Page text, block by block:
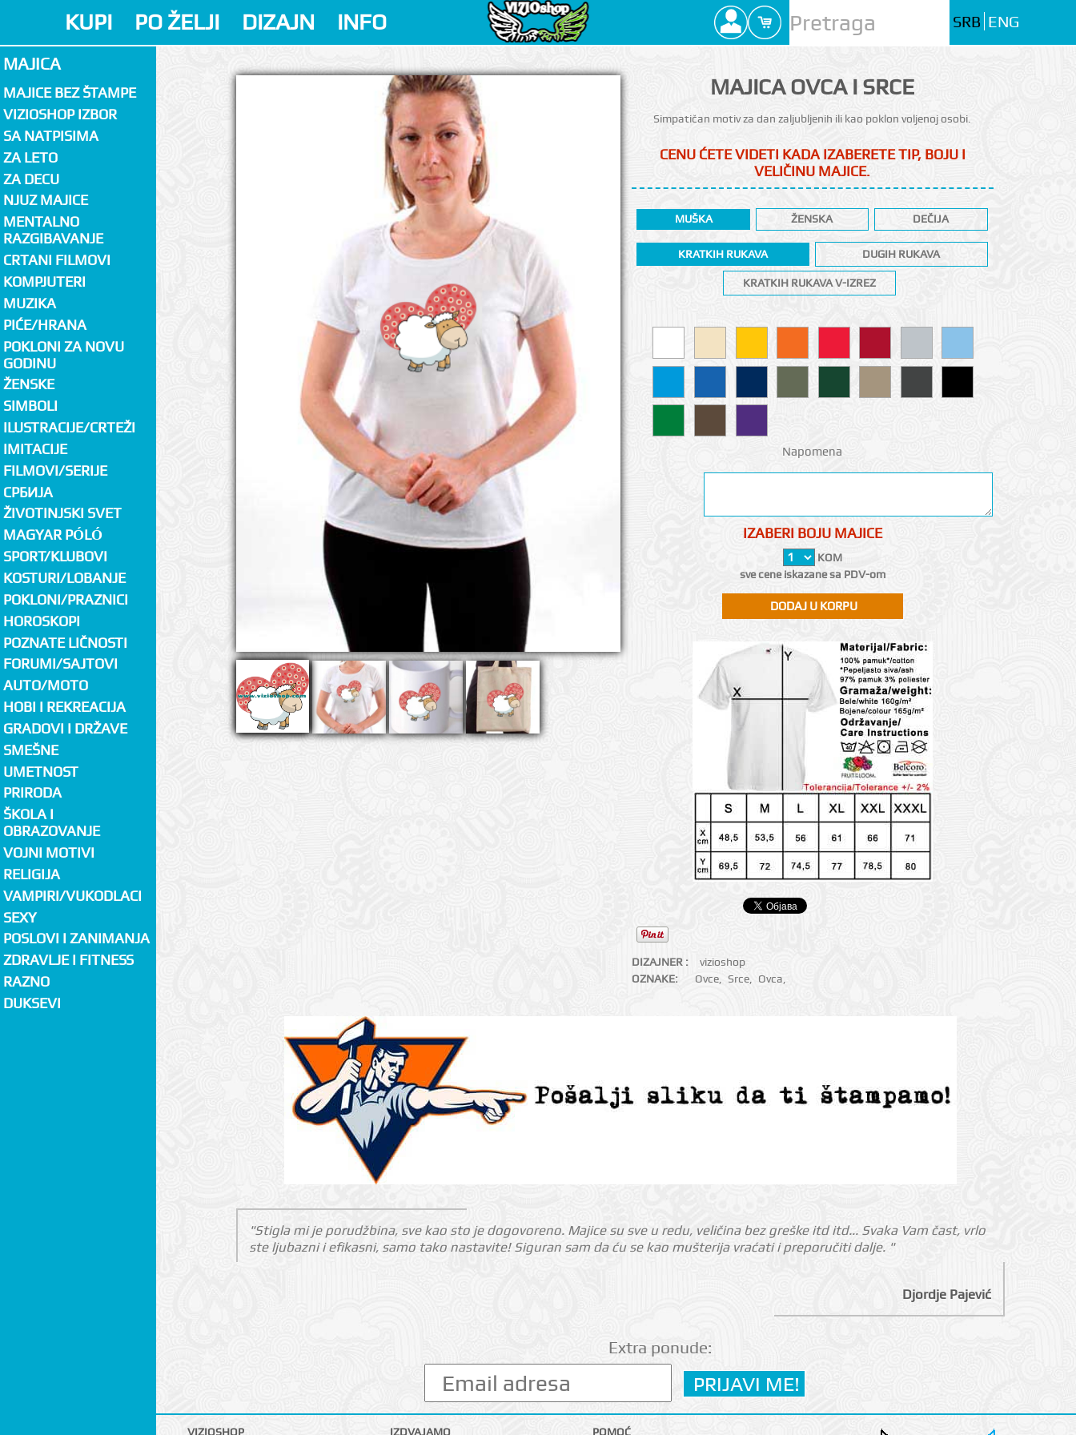
KUPI PO ŽELJI DIZAJN INFO SRB ENG
MAJICA
MAJICE BEZ ŠTAMPE
VIZIOSHOP IZBOR
SA NATPISIMA
ZA LETO
ZA DECU
NJUZ MAJICE
MENTALNO
RAZGIBAVANJE
CRTANI FILMOVI
KOMPJUTERI
MUZIKA
PIĆE/HRANA
POKLONI ZA NOVU
GODINU
ŽENSKE
SIMBOLI
ILUSTRACIJE/CRTEŽI
IMITACIJE
FILMOVI/SERIJE
СРБИЈА
ŽIVOTINJSKI SVET
MAGYAR PÓLÓ
SPORT/KLUBOVI
KOSTURI/LOBANJE
POKLONI/PRAZNICI
HOROSKOPI
POZNATE LIČNOSTI
FORUMI/SAJTOVI
AUTO/MOTO
HOBI I REKREACIJA
GRADOVI I DRŽAVE
SMEŠNE
UMETNOST
PRIRODA
ŠKOLA I
OBRAZOVANJE
VOJNI MOTIVI
RELIGIJA
VAMPIRI/VUKODLACI
SEXY
POSLOVI I ZANIMANJA
ZDRAVLJE I FITNESS
RAZNO
DUKSEVI
MAJICA OVCA I SRCE
Simpatičan motiv za dan zaljubljenih ili kao poklon voljenoj osobi.
CENU ĆETE VIDETI KADA IZABERETE TIP, BOJU I
VELIČINU MAJICE.
MUŠKA ŽENSKA DEČIJA
KRATKIH RUKAVA DUGIH RUKAVA
KRATKIH RUKAVA V-IZREZ
Napomena
IZABERI BOJU MAJICE
KOM
sve cene iskazane sa PDV-om
DIZAJNER :
vizioshop
OZNAKE:
Ovce, Srce, Ovca
"Stigla mi je porudžbina, sve kao sto je dogovoreno. Majice su sve u redu, veličina bez greške itd itd... Svaka Vam čast, vrlo
ste ljubazni i efikasni, samo tako nastavite! Siguran sam da ću se kao mušterija vraćati i preporučiti dalje. "
Djordje Pajević
Extra ponude:
VIZIOSHOP IZDVAJAMO POMOĆ